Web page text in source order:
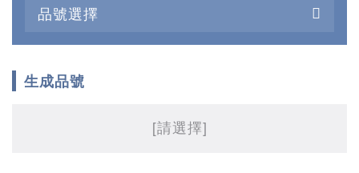
品號選擇
生成品號
[請選擇]